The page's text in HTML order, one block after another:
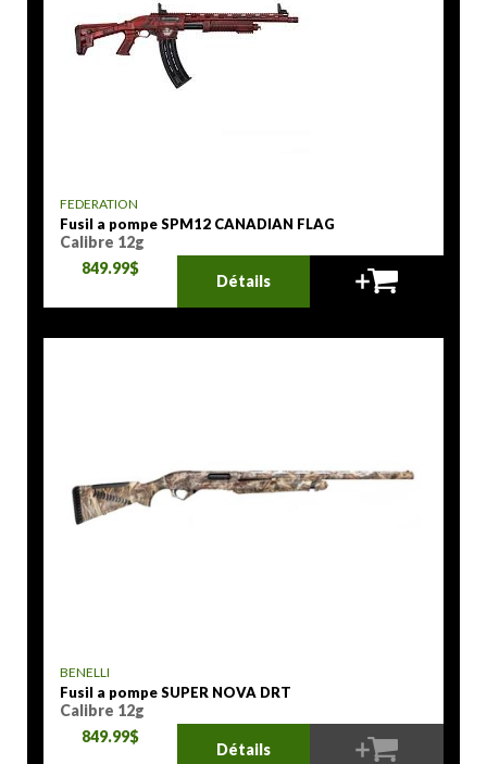
FEDERATION
Fusil a pompe SPM12 CANADIAN FLAG
Calibre 12g
849.99$
Détails
BENELLI
Fusil a pompe SUPER NOVA DRT
Calibre 12g
849.99$
Détails